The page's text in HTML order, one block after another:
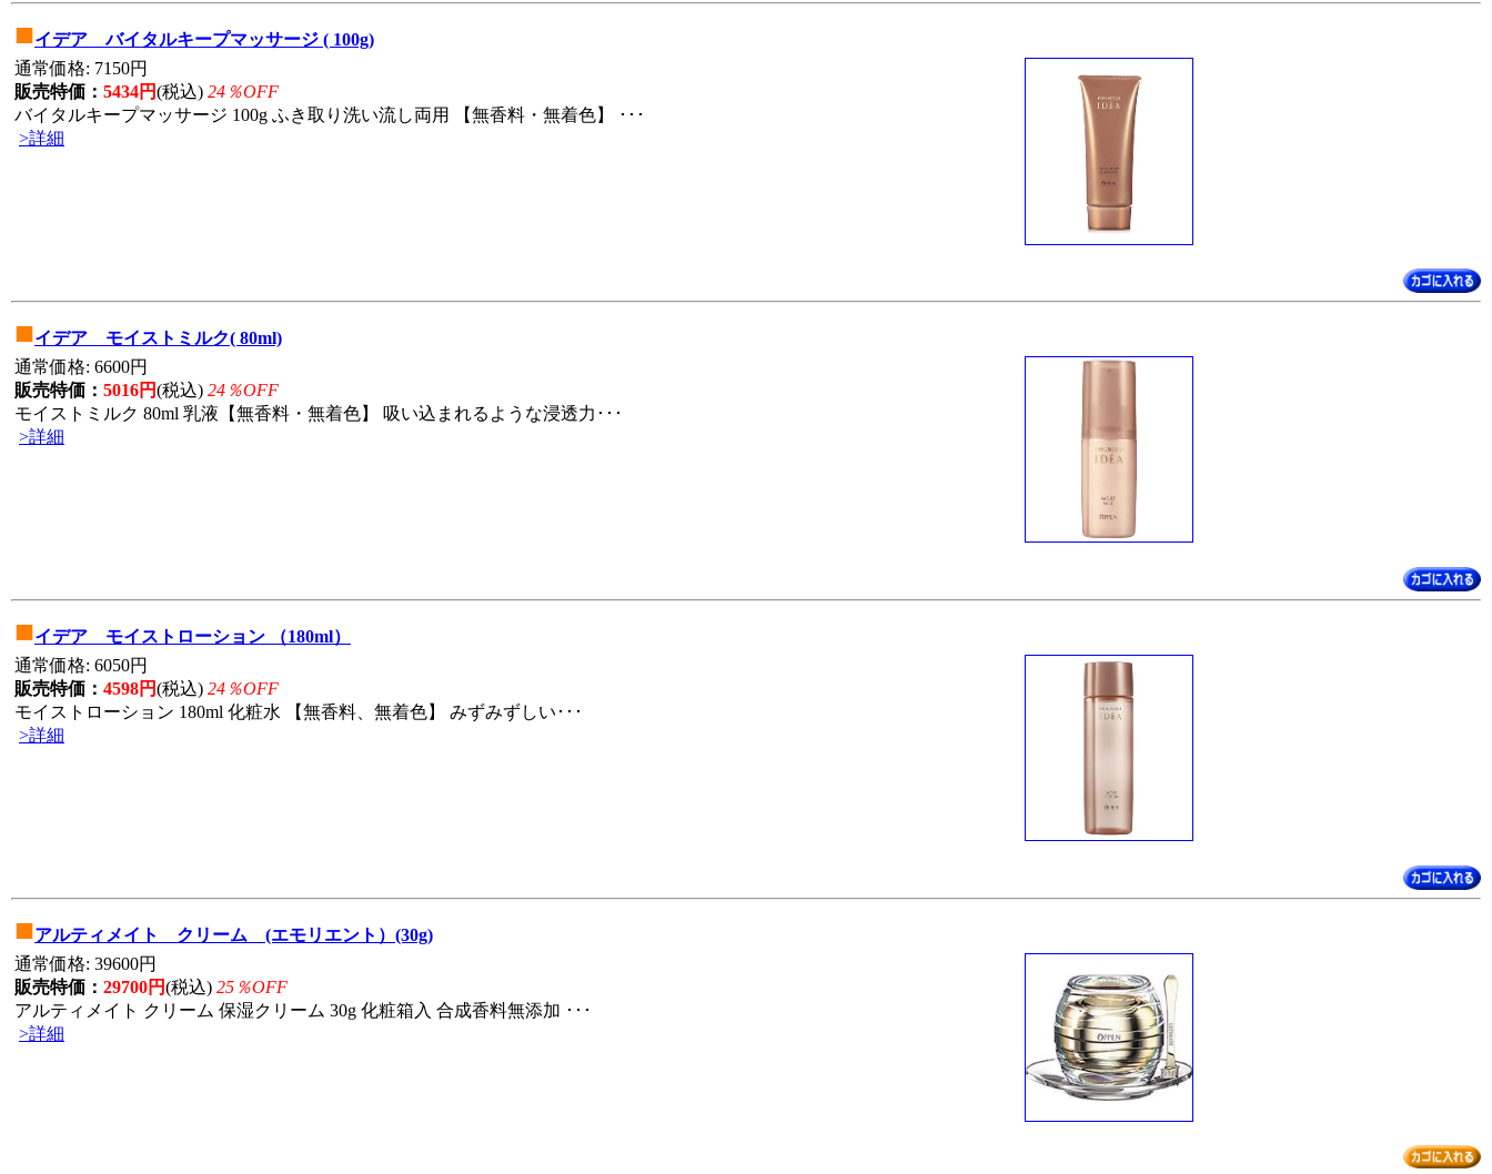
■イデア バイタルキープマッサージ ( 100g)
通常価格: 7150円
販売特価： 5434円(税込) 24％OFF
バイタルキープマッサージ 100g ふき取り洗い流し両用 【無香料・無着色】 ･･･
>詳細
■イデア モイストミルク( 80ml)
通常価格: 6600円
販売特価： 5016円(税込) 24％OFF
モイストミルク 80ml 乳液【無香料・無着色】 吸い込まれるような浸透力･･･
>詳細
■イデア モイストローション （180ml）
通常価格: 6050円
販売特価： 4598円(税込) 24％OFF
モイストローション 180ml 化粧水 【無香料、無着色】 みずみずしい･･･
>詳細
■アルティメイト クリーム (エモリエント）(30g)
通常価格: 39600円
販売特価： 29700円(税込) 25％OFF
アルティメイト クリーム 保湿クリーム 30g 化粧箱入 合成香料無添加 ･･･
>詳細